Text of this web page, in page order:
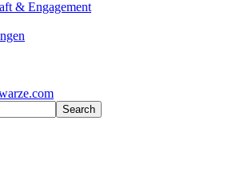
& Engagement